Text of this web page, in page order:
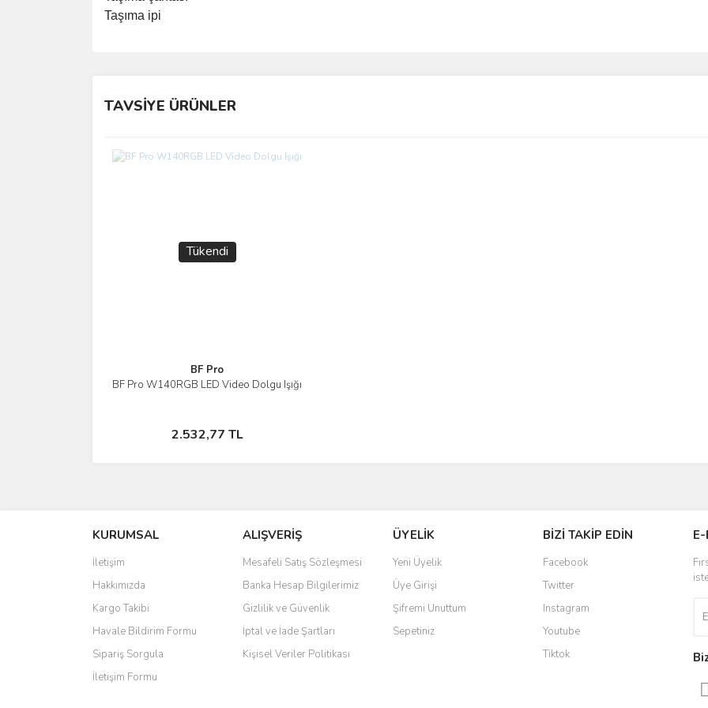
Taşıma ipi
TAVSİYE ÜRÜNLER
Tükendi
BF Pro
BF Pro W140RGB LED Video Dolgu Işığı
2.532,77 TL
İncele
Stokta Yok
KURUMSAL
İletişim
Hakkımızda
Kargo Takibi
Havale Bildirim Formu
Sipariş Sorgula
İletişim Formu
ALIŞVERİŞ
Mesafeli Satış Sözleşmesi
Banka Hesap Bilgilerimiz
Gizlilik ve Güvenlik
İptal ve İade Şartları
Kişisel Veriler Politikası
ÜYELİK
Yeni Üyelik
Üye Girişi
Şifremi Unuttum
Sepetiniz
BİZİ TAKİP EDİN
Facebook
Twitter
Instagram
Youtube
Tiktok